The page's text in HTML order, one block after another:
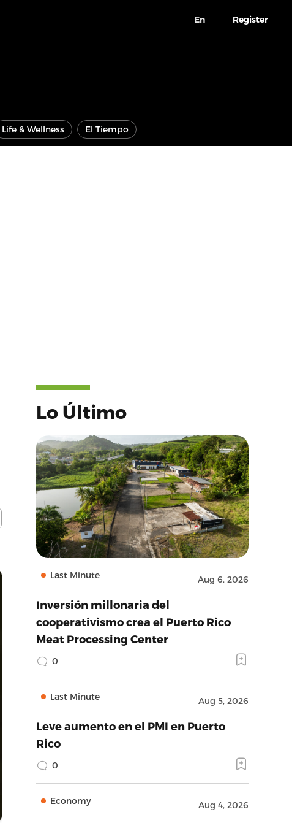
En Register
Life & Wellness El Tiempo
Lo Último
Last Minute Aug 6, 2026
Inversión millonaria del
cooperativismo crea el Puerto Rico
Meat Processing Center
0
Last Minute Aug 5, 2026
Leve aumento en el PMI en Puerto
Rico
0
Economy Aug 4, 2026